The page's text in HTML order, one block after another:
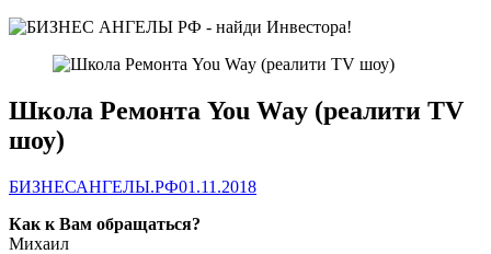
Школа Ремонта You Way (реалити TV
шоу)
БИЗНЕСАНГЕЛЫ.РФ01.11.2018
Как к Вам обращаться?
Михаил